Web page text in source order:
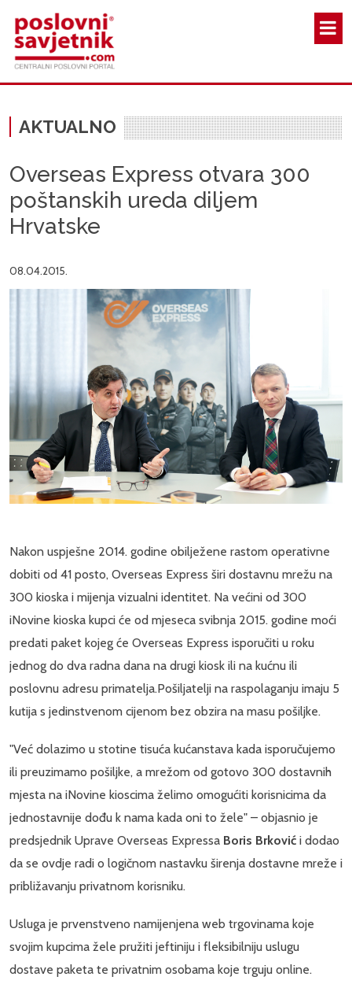
AKTUALNO
Overseas Express otvara 300
poštanskih ureda diljem
Hrvatske
08.04.2015.
Nakon uspješne 2014. godine obilježene rastom operativne
dobiti od 41 posto, Overseas Express širi dostavnu mrežu na
300 kioska i mijenja vizualni identitet. Na većini od 300
iNovine kioska kupci će od mjeseca svibnja 2015. godine moći
predati paket kojeg će Overseas Express isporučiti u roku
jednog do dva radna dana na drugi kiosk ili na kućnu ili
poslovnu adresu primatelja.Pošiljatelji na raspolaganju imaju 5
kutija s jedinstvenom cijenom bez obzira na masu pošiljke.
"Već dolazimo u stotine tisuća kućanstava kada isporučujemo
ili preuzimamo pošiljke, a mrežom od gotovo 300 dostavnih
mjesta na iNovine kioscima želimo omogućiti korisnicima da
jednostavnije dođu k nama kada oni to žele" – objasnio je
predsjednik Uprave Overseas Expressa Boris Brković i dodao
da se ovdje radi o logičnom nastavku širenja dostavne mreže i
približavanju privatnom korisniku.
Usluga je prvenstveno namijenjena web trgovinama koje
svojim kupcima žele pružiti jeftiniju i fleksibilniju uslugu
dostave paketa te privatnim osobama koje trguju online.